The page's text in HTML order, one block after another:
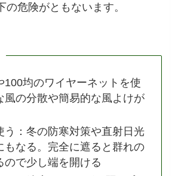
の危険がともないます。
100均のワイヤーネットを使
風の分散や簡易的な風よけが
う：冬の防寒対策や直射日光
もなる。完全に遮ると群れの
ので少し端を開ける